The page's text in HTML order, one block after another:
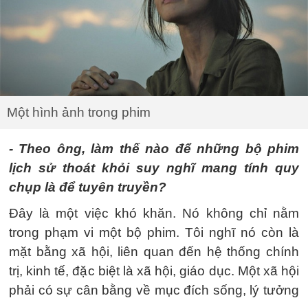
Một hình ảnh trong phim
- Theo ông, làm thế nào để những bộ phim
lịch sử thoát khỏi suy nghĩ mang tính quy
chụp là để tuyên truyền?
Đây là một việc khó khăn. Nó không chỉ nằm
trong phạm vi một bộ phim. Tôi nghĩ nó còn là
mặt bằng xã hội, liên quan đến hệ thống chính
trị, kinh tế, đặc biệt là xã hội, giáo dục. Một xã hội
phải có sự cân bằng về mục đích sống, lý tưởng